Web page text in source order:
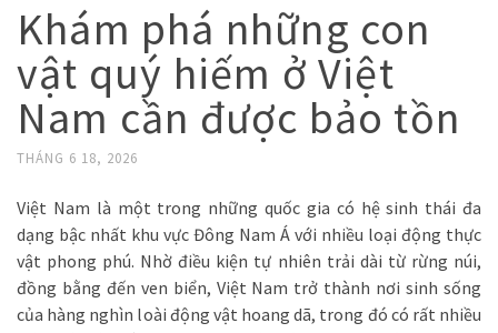
Khám phá những con
vật quý hiếm ở Việt
Nam cần được bảo tồn
THÁNG 6 18, 2026
Việt Nam là một trong những quốc gia có hệ sinh thái đa
dạng bậc nhất khu vực Đông Nam Á với nhiều loại động thực
vật phong phú. Nhờ điều kiện tự nhiên trải dài từ rừng núi,
đồng bằng đến ven biển, Việt Nam trở thành nơi sinh sống
của hàng nghìn loài động vật hoang dã, trong đó có rất nhiều